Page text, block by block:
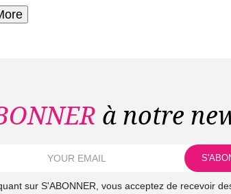
à notre
sur S'ABONNER, vous acceptez de recevoir